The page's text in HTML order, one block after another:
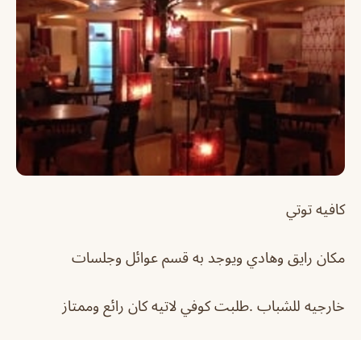
كافيه توتي
مكان رايق وهادي ويوجد به قسم عوائل وجلسات
خارجيه للشباب .طلبت كوفي لاتيه كان رائع وممتاز